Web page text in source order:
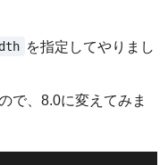
を指定してやりまし
で、8.0に変えてみま